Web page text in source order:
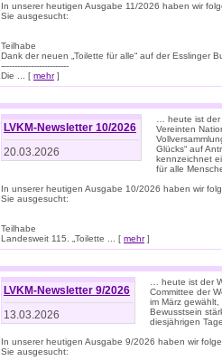
In unserer heutigen Ausgabe 11/2026 haben wir
Sie ausgesucht:
Teilhabe
Dank der neuen „Toilette für alle“ auf der Esslinger
-------------------------
Die ... [ mehr]
LVKM-Newsletter 10/2026
20.03.2026
… heute ist der
Vereinten
Glücks“ auf
kennzeichnet
für alle
In unserer heutigen Ausgabe 10/2026 haben wir
Sie ausgesucht:
Teilhabe
Landesweit 115. „Toilette ... [ mehr]
LVKM-Newsletter 9/2026
13.03.2026
… heute ist der
Committee der
im März
Bewusstsein
diesjährigen
In unserer heutigen Ausgabe 9/2026 haben wir
Sie ausgesucht: